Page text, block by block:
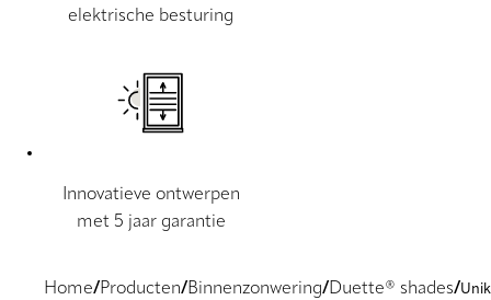
elektrische besturing
Innovatieve ontwerpen
met 5 jaar garantie
Home Producten Binnenzonwering Duette® shades
Unik